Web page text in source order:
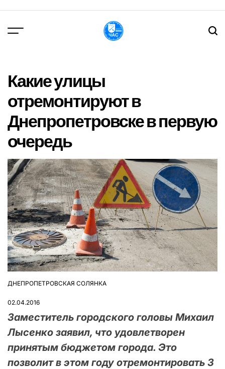
вмісту
Какие улицы
отремонтируют в
Днепропетровске в первую
очередь
ОПУБЛІКУВАТИ
ДНЕПРОПЕТРОВСКАЯ СОЛЯНКА
02.04.2016
Заместитель городского головы Михаил
Лысенко заявил, что удовлетворен
принятым бюджетом города. Это
позволит в этом году отремонтировать 3